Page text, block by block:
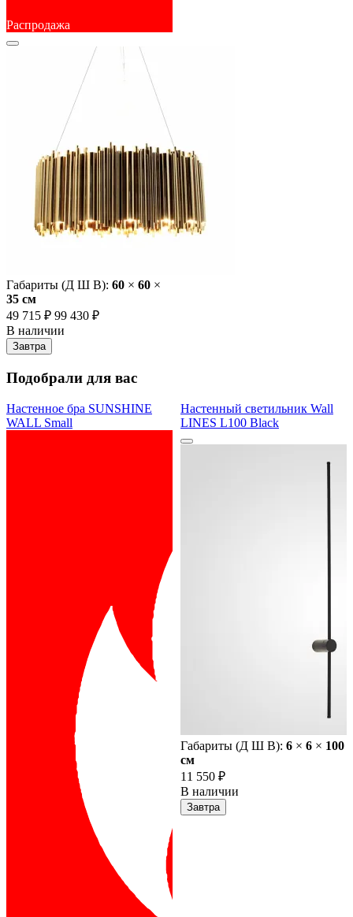
Распродажа
Габариты (Д Ш В): 60 × 60 ×
35 cм
49 715 ₽ 99 430 ₽
В наличии
Завтра
Подобрали для вас
Настенное бра SUNSHINE
WALL Small
Настенный светильник Wall
LINES L100 Black
Габариты (Д Ш В): 6 × 6 × 100
cм
11 550 ₽
В наличии
Завтра